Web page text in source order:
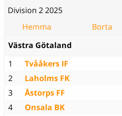
Division 2 2025
Hemma
Borta
Västra Götaland
1
Tvååkers IF
2
Laholms FK
3
Åstorps FF
4
Onsala BK